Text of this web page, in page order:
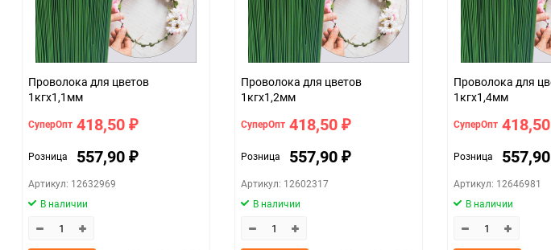
Проволока для цветов
1кгx1,1мм
СуперОпт 418,50 ₽
Розница 557,90 ₽
Артикул: 12632969
В наличии
Проволока для цветов
1кгx1,2мм
СуперОпт 418,50 ₽
Розница 557,90 ₽
Артикул: 12602317
В наличии
Проволока для цветов
1кгx1,4мм
СуперОпт 418,50
Розница 557,90
Артикул: 12646981
В наличии